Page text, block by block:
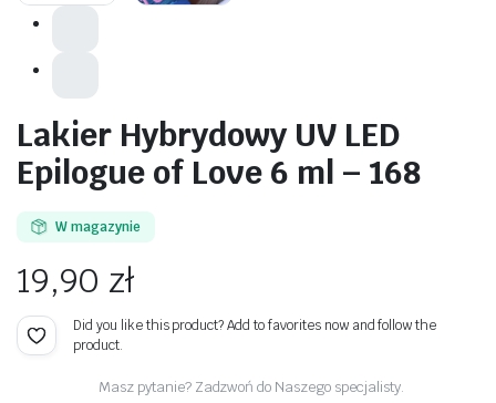
Lakier Hybrydowy UV LED
Epilogue of Love 6 ml – 168
W magazynie
19,90 zł
Did you like this product? Add to favorites now and follow the
product.
Masz pytanie? Zadzwoń do Naszego specjalisty.